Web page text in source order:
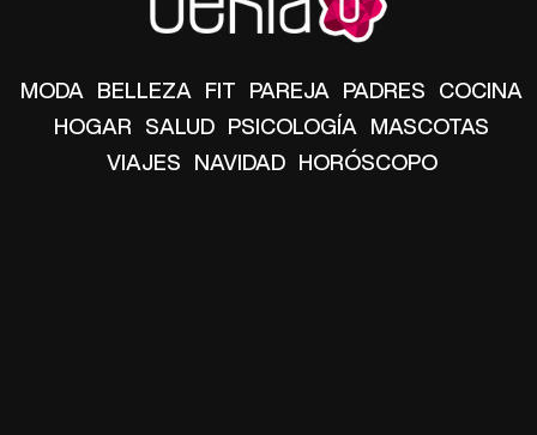
MODA BELLEZA FIT PAREJA PADRES COCINA
HOGAR SALUD PSICOLOGÍA MASCOTAS
VIAJES NAVIDAD HORÓSCOPO